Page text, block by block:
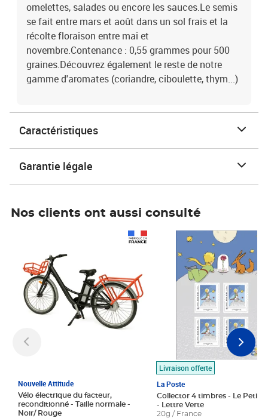
omelettes, salades ou encore les sauces.Le semis
se fait entre mars et août dans un sol frais et la
récolte floraison entre mai et
novembre.Contenance : 0,55 grammes pour 500
graines.Découvrez également le reste de notre
gamme d'aromates (coriandre, ciboulette, thym...)
Caractéristiques
Garantie légale
Nos clients ont aussi consulté
Nouvelle Attitude
Vélo électrique du facteur,
reconditionné - Taille normale -
Noir/ Rouge
Livraison offerte
La Poste
Collector 4 timbres - Le Petit
- Lettre Verte
20g / France
Prix 7,50€